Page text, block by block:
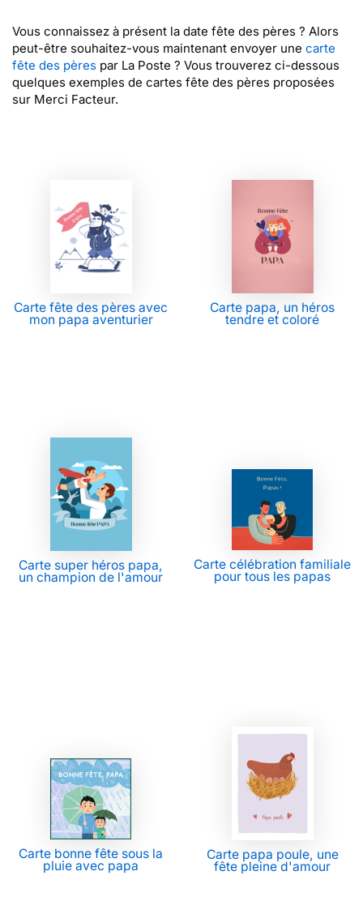
Vous connaissez à présent la date fête des pères ? Alors
peut-être souhaitez-vous maintenant envoyer une carte
fête des pères par La Poste ? Vous trouverez ci-dessous
quelques exemples de cartes fête des pères proposées
sur Merci Facteur.
Carte fête des pères avec
mon papa aventurier
Carte papa, un héros
tendre et coloré
Carte super héros papa,
un champion de l'amour
Carte célébration familiale
pour tous les papas
Carte bonne fête sous la
pluie avec papa
Carte papa poule, une
fête pleine d'amour